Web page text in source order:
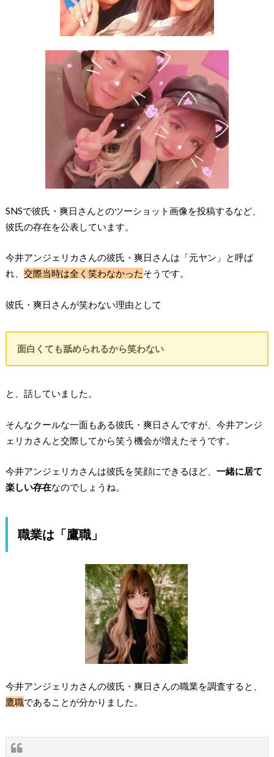
SNSで彼氏・爽日さんとのツーショット画像を投稿するなど、
彼氏の存在を公表しています。
今井アンジェリカさんの彼氏・爽日さんは「元ヤン」と呼ば
れ、 交際当時は全く笑わなかったそうです。
彼氏・爽日さんが笑わない理由として
面白くても舐められるから笑わない
と、話していました。
そんなクールな一面もある彼氏・爽日さんですが、今井アンジ
ェリカさんと交際してから笑う機会が増えたそうです。
今井アンジェリカさんは彼氏を笑顔にできるほど、 一緒に居て
楽しい存在なのでしょうね。
職業は「鷹職」
今井アンジェリカさんの彼氏・爽日さんの職業を調査すると、
鷹職であることが分かりました。